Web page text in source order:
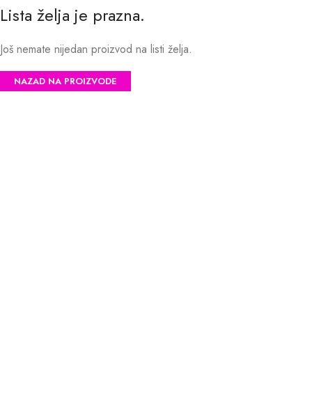
Lista želja je prazna.
Još nemate nijedan proizvod na listi želja.
NAZAD NA PROIZVODE